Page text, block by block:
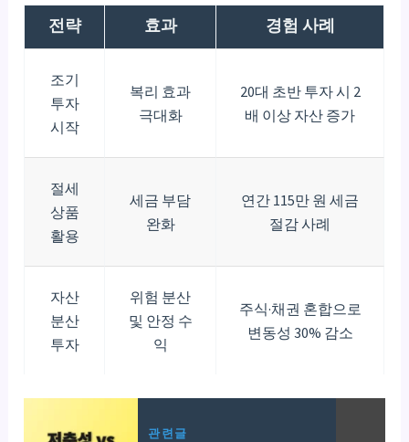
전략 효과 경험 사례
조기
투자
시작
복리 효과
극대화
20대 초반 투자 시 2
배 이상 자산 증가
절세
상품
활용
세금 부담
완화
연간 115만 원 세금
절감 사례
자산
분산
투자
위험 분산
및 안정 수
익
주식·채권 혼합으로
변동성 30% 감소
관련글